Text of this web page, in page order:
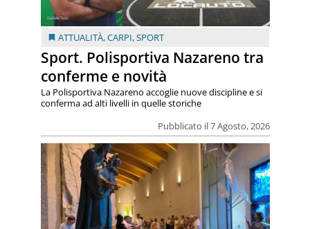
ATTUALITÀ,CARPI,SPORT
Sport. Polisportiva Nazareno tra
conferme e novità
Pubblicato il 7 Agosto, 2026
La Polisportiva Nazareno accoglie nuove discipline e si
conferma ad alti livelli in quelle storiche